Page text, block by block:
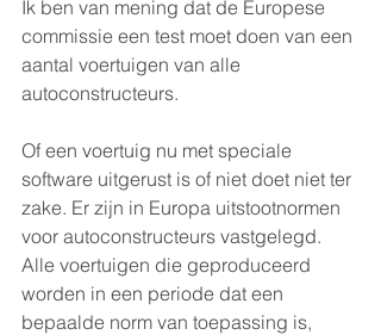
Ik ben van mening dat de Europese
commissie een test moet doen van een
aantal voertuigen van alle
autoconstructeurs.
Of een voertuig nu met speciale
software uitgerust is of niet doet niet ter
zake. Er zijn in Europa uitstootnormen
voor autoconstructeurs vastgelegd.
Alle voertuigen die geproduceerd
worden in een periode dat een
bepaalde norm van toepassing is,